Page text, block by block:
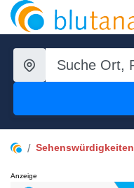
Sehenswürdigkeiten
Anzeige